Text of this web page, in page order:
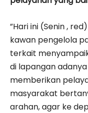
”Hari ini (Senin ,
kawan pengelola
terkait
di lapangan
memberikan
masyarakat
arahan, agar ke